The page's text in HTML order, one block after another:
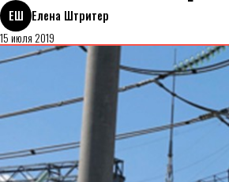
ЕШ Елена Штритер
15 июля 2019